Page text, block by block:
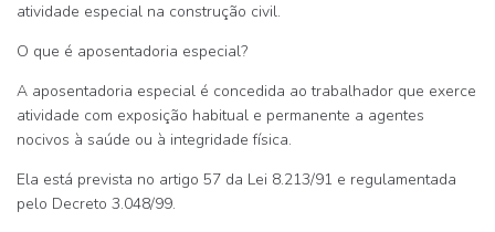
atividade especial na construção civil.
O que é aposentadoria especial?
A aposentadoria especial é concedida ao trabalhador que exerce
atividade com exposição habitual e permanente a agentes
nocivos à saúde ou à integridade física.
Ela está prevista no artigo 57 da Lei 8.213/91 e regulamentada
pelo Decreto 3.048/99.